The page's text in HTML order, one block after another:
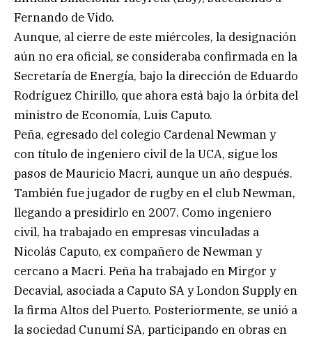
Fernando de Vido.
Aunque, al cierre de este miércoles, la designación
aún no era oficial, se consideraba confirmada en la
Secretaría de Energía, bajo la dirección de Eduardo
Rodríguez Chirillo, que ahora está bajo la órbita del
ministro de Economía, Luis Caputo.
Peña, egresado del colegio Cardenal Newman y
con título de ingeniero civil de la UCA, sigue los
pasos de Mauricio Macri, aunque un año después.
También fue jugador de rugby en el club Newman,
llegando a presidirlo en 2007. Como ingeniero
civil, ha trabajado en empresas vinculadas a
Nicolás Caputo, ex compañero de Newman y
cercano a Macri. Peña ha trabajado en Mirgor y
Decavial, asociada a Caputo SA y London Supply en
la firma Altos del Puerto. Posteriormente, se unió a
la sociedad Cunumí SA, participando en obras en